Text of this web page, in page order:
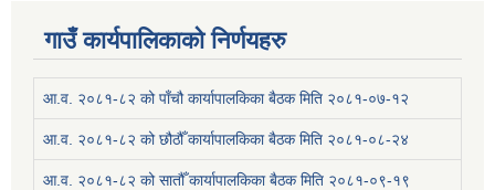
गाउँ कार्यपालिकाको निर्णयहरु
आ.व. २०८१-८२ को पाँचौ कार्यापालकिका बैठक मिति २०८१-०७-१२
आ.व. २०८१-८२ को छौठौँ कार्यापालकिका बैठक मिति २०८१-०८-२४
आ.व. २०८१-८२ को सातौँ कार्यापालकिका बैठक मिति २०८१-०९-१९